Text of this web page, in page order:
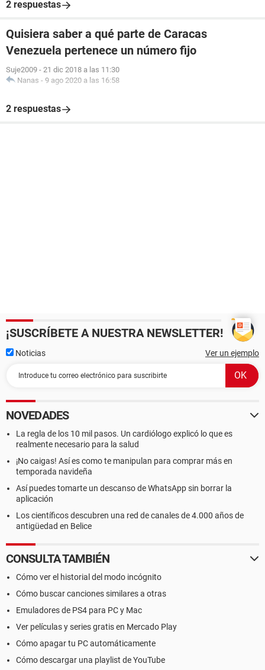
2 respuestas
Quisiera saber a qué parte de Caracas
Venezuela pertenece un número fijo
Suje2009 - 21 dic 2018 a las 11:30
Nanas - 9 ago 2020 a las 16:58
2 respuestas
¡SUSCRÍBETE A NUESTRA NEWSLETTER!
Noticias Ver un ejemplo
NOVEDADES
La regla de los 10 mil pasos. Un cardiólogo explicó lo que es
realmente necesario para la salud
¡No caigas! Así es como te manipulan para comprar más en
temporada navideña
Así puedes tomarte un descanso de WhatsApp sin borrar la
aplicación
Los científicos descubren una red de canales de 4.000 años de
antigüedad en Belice
CONSULTA TAMBIÉN
Cómo ver el historial del modo incógnito
Cómo buscar canciones similares a otras
Emuladores de PS4 para PC y Mac
Ver películas y series gratis en Mercado Play
Cómo apagar tu PC automáticamente
Cómo descargar una playlist de YouTube